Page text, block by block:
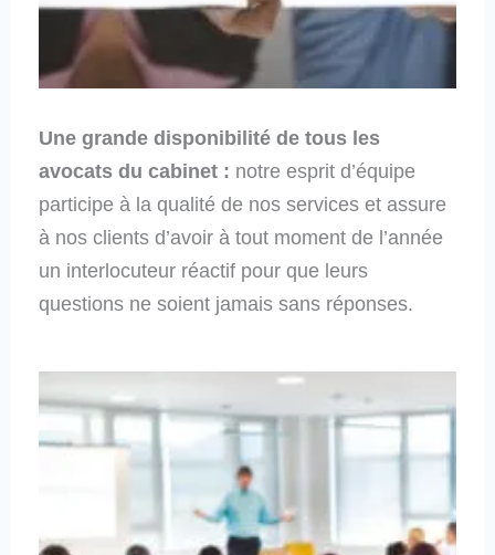
Une grande disponibilité de tous les
avocats du cabinet : notre esprit d’équipe
participe à la qualité de nos services et assure
à nos clients d’avoir à tout moment de l’année
un interlocuteur réactif pour que leurs
questions ne soient jamais sans réponses.